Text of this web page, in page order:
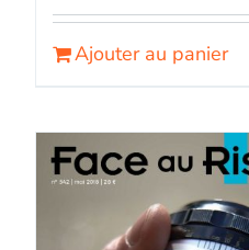
Ajouter au panier